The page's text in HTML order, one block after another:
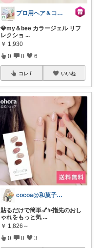
プロ用ヘア＆コスメShopネッツビー
💎my＆bee カラージェル リフ
レクショ ...
￥ 1,930
0 0 6
コレ いいね
cocoa@和菓子大好き
貼るだけで簡単💅✨指先のおし
ゃれをもっと気 ...
￥ 1,826～
0 0 3